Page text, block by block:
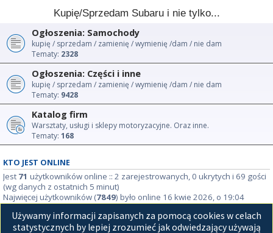
Kupię/Sprzedam Subaru i nie tylko...
Ogłoszenia: Samochody
kupię / sprzedam / zamienię / wymienię /dam / nie dam
Tematy: 2328
Ogłoszenia: Części i inne
kupię / sprzedam / zamienię / wymienię /dam / nie dam
Tematy: 9428
Katalog firm
Warsztaty, usługi i sklepy motoryzacyjne. Oraz inne.
Tematy: 168
KTO JEST ONLINE
Jest 71 użytkowników online :: 2 zarejestrowanych, 0 ukrytych i 69 gości
(wg danych z ostatnich 5 minut)
Najwięcej użytkowników (7849) było online 16 kwie 2026, o 19:04
STATYSTYKI
Używamy informacji zapisanych za pomocą cookies w celach
statystycznych by lepiej zrozumieć jak odwiedzający używają